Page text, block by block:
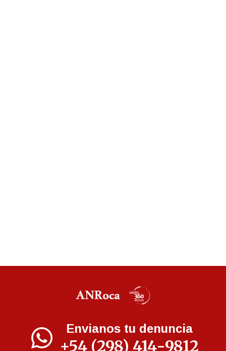
Envianos tu denuncia
+54 (298) 414-9812